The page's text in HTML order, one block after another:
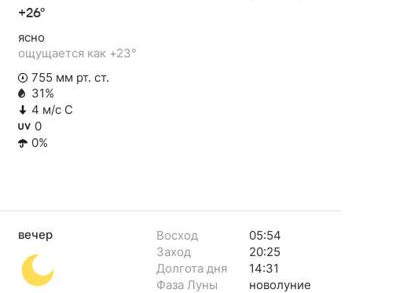
+26°
ясно
ощущается как +23°
755 мм рт. ст.
31%
4 м/с С
0
0%
вечер Восход
05:54
Заход
20:25
Долгота дня
14:31
Фаза Луны
новолуние